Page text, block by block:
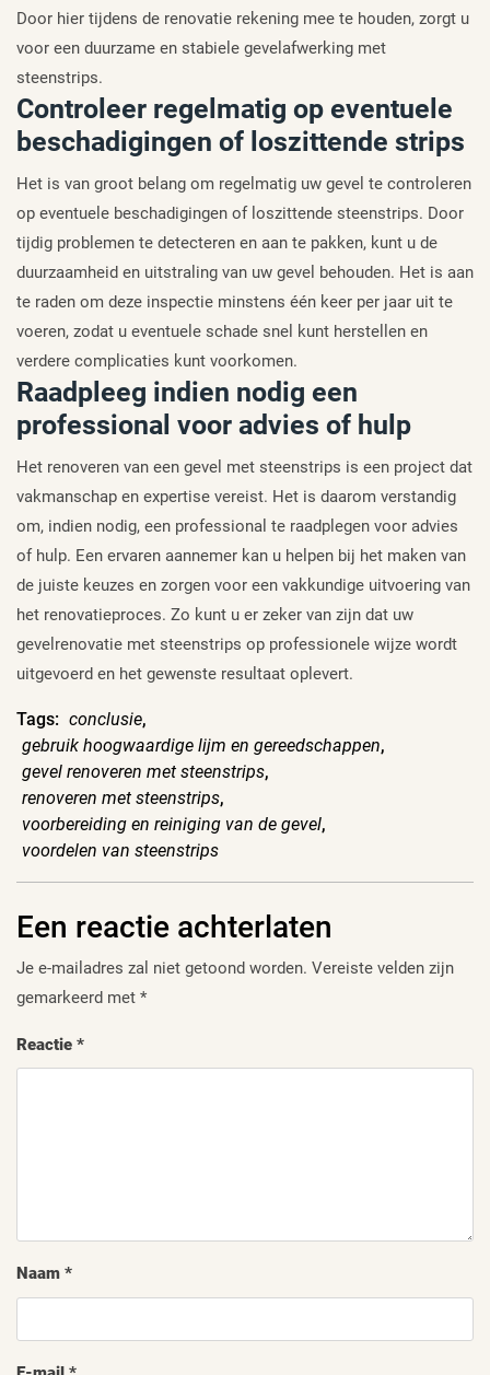
Door hier tijdens de renovatie rekening mee te houden, zorgt u
voor een duurzame en stabiele gevelafwerking met
steenstrips.
Controleer regelmatig op eventuele
beschadigingen of loszittende strips
Het is van groot belang om regelmatig uw gevel te controleren
op eventuele beschadigingen of loszittende steenstrips. Door
tijdig problemen te detecteren en aan te pakken, kunt u de
duurzaamheid en uitstraling van uw gevel behouden. Het is aan
te raden om deze inspectie minstens één keer per jaar uit te
voeren, zodat u eventuele schade snel kunt herstellen en
verdere complicaties kunt voorkomen.
Raadpleeg indien nodig een
professional voor advies of hulp
Het renoveren van een gevel met steenstrips is een project dat
vakmanschap en expertise vereist. Het is daarom verstandig
om, indien nodig, een professional te raadplegen voor advies
of hulp. Een ervaren aannemer kan u helpen bij het maken van
de juiste keuzes en zorgen voor een vakkundige uitvoering van
het renovatieproces. Zo kunt u er zeker van zijn dat uw
gevelrenovatie met steenstrips op professionele wijze wordt
uitgevoerd en het gewenste resultaat oplevert.
Tags: conclusie,
gebruik hoogwaardige lijm en gereedschappen,
gevel renoveren met steenstrips,
renoveren met steenstrips,
voorbereiding en reiniging van de gevel,
voordelen van steenstrips
Een reactie achterlaten
Je e-mailadres zal niet getoond worden. Vereiste velden zijn
gemarkeerd met *
Reactie *
Naam *